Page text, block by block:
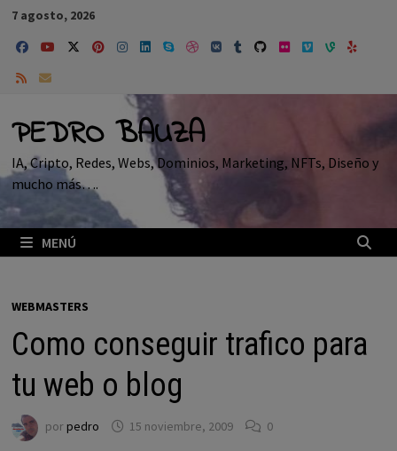
Saltar
contenido
7 agosto, 2026
PEDRO BAUZA
IA, Cripto, Redes, Webs, Dominios, Marketing, NFTs, Diseño y
mucho más….
MENÚ
WEBMASTERS
Como conseguir trafico para
tu web o blog
porpedro 15 noviembre, 2009 0